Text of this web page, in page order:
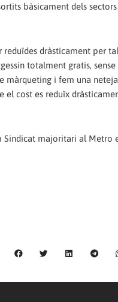
bàsicament dels
reduïdes dràsticament per
totalment gratis,
màrqueting i fem una
el cost es reduïx
Sindicat majoritari al Metro